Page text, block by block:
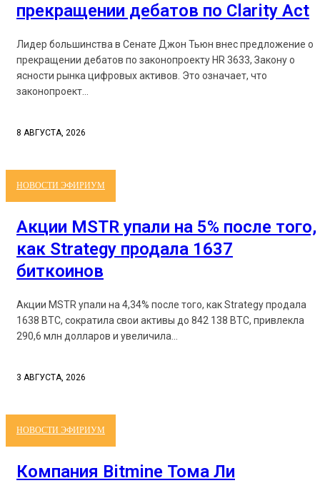
прекращении дебатов по Clarity Act
Лидер большинства в Сенате Джон Тьюн внес предложение о
прекращении дебатов по законопроекту HR 3633, Закону о
ясности рынка цифровых активов. Это означает, что
законопроект...
8 АВГУСТА, 2026
НОВОСТИ ЭФИРИУМ
Акции MSTR упали на 5% после того,
как Strategy продала 1637
биткоинов
Акции MSTR упали на 4,34% после того, как Strategy продала
1638 BTC, сократила свои активы до 842 138 BTC, привлекла
290,6 млн долларов и увеличила...
3 АВГУСТА, 2026
НОВОСТИ ЭФИРИУМ
Компания Bitmine Тома Ли